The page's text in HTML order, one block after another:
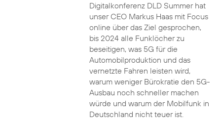
Digitalkonferenz DLD Summer hat
unser CEO Markus Haas mit Focus
online über das Ziel gesprochen,
bis 2024 alle Funklöcher zu
beseitigen, was 5G für die
Automobilproduktion und das
vernetzte Fahren leisten wird,
warum weniger Bürokratie den 5G-
Ausbau noch schneller machen
würde und warum der Mobilfunk in
Deutschland nicht teuer ist.